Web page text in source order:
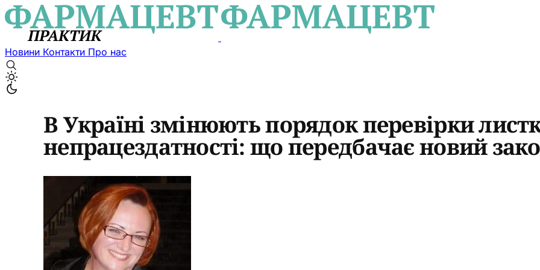
Новини Контакти Про нас
В Україні змінюють порядок перевірки
непрацездатності: що передбачає новий